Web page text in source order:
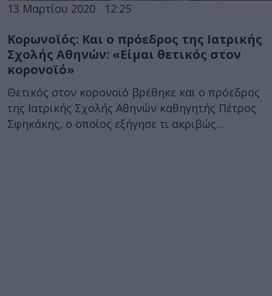
13 Μαρτίου 2020 12:25
Κορωνοϊός: Και ο πρόεδρος της Ιατρικής
Σχολής Αθηνών: «Είμαι θετικός στον
κορονοϊό»
Θετικός στον κορονοϊό βρέθηκε και ο πρόεδρος
της Ιατρικής Σχολής Αθηνών καθηγητής Πέτρος
Σφηκάκης, ο οποίος εξήγησε τι ακριβώς...